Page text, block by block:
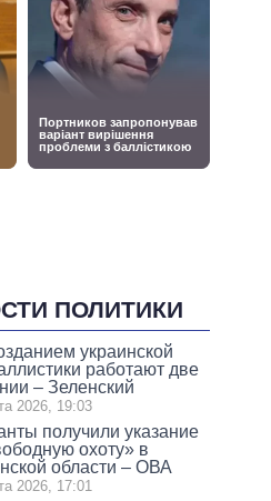
ПОЛИТИКИ
украинской
работают две
– Зеленский
2026, 19:03
получили указание
охоту» в
области – ОВА
2026, 17:01